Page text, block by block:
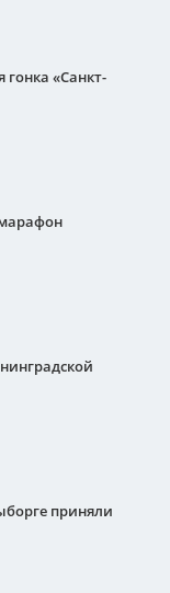
«Санкт-
приняли